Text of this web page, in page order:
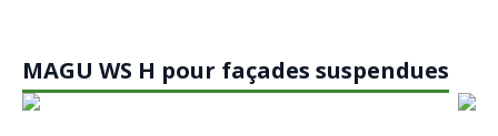
MAGU WS H pour façades suspendues